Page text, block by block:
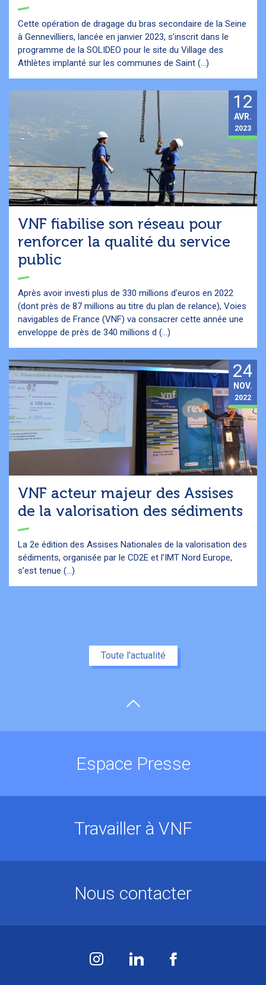
Cette opération de dragage du bras secondaire de la Seine
à Gennevilliers, lancée en janvier 2023, s’inscrit dans le
programme de la SOLIDEO pour le site du Village des
Athlètes implanté sur les communes de Saint (...)
VNF fiabilise son réseau pour
renforcer la qualité du service
public
Après avoir investi plus de 330 millions d’euros en 2022
(dont près de 87 millions au titre du plan de relance), Voies
navigables de France (VNF) va consacrer cette année une
enveloppe de près de 340 millions d (...)
12
AVR.
2023
VNF acteur majeur des Assises
de la valorisation des sédiments
La 2e édition des Assises Nationales de la valorisation des
sédiments, organisée par le CD2E et l’IMT Nord Europe,
s’est tenue (...)
24
NOV.
2022
Toute l'actualité
Espace Presse
Travailler à VNF
Nous contacter